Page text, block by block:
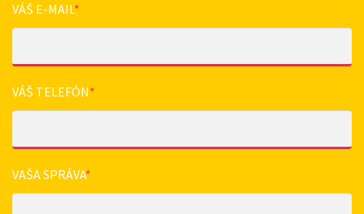
VÁŠ E-MAIL*
VÁŠ TELEFÓN*
VAŠA SPRÁVA*